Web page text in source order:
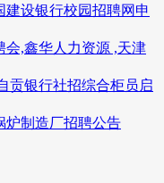
建设银行校园招聘网申
会,鑫华人力资源 ,天津
贡银行社招综合柜员启
炉制造厂招聘公告